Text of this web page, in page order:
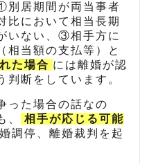
別居期間が両当事者
比において相当長期
いない、③相手方に
相当額の支払等）と
た場合 には離婚が認
判断をしています。
った場合の話なの
、
相手が応じる可能
調停、離婚裁判を起